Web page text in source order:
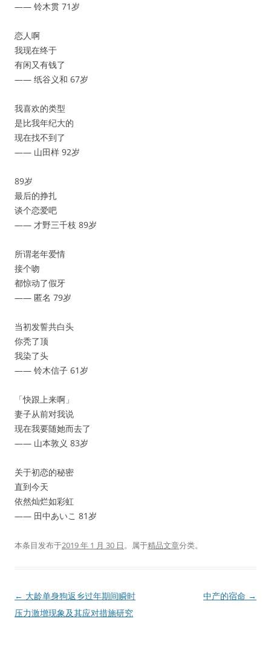
—— 铃木贯 71岁
恋人啊
我现在终于
有闲又有钱了
—— 纸谷义和 67岁
我喜欢的类型
是比我年纪大的
现在找不到了
—— 山田样 92岁
89岁
最后的挣扎
谈个恋爱吧
—— 才野三千枝 89岁
所谓老年爱情
接个吻
都惊动了假牙
—— 匿名 79岁
当初发誓共白头
你秃了顶
我染了头
—— 铃木信子 61岁
「快跟上来啊」
妻子从前对我说
现在我要随她而去了
—— 山本敦义 83岁
关于初恋的秘密
直到今天
依然灿烂如彩虹
—— 田中あいこ 81岁
本条目发布于2019 年 1 月 30 日。属于精品文章分类。
文
章
← 大龄单身狗返乡过年期间瞬时
压力激增现象及其应对措施研究
中产的宿命 →